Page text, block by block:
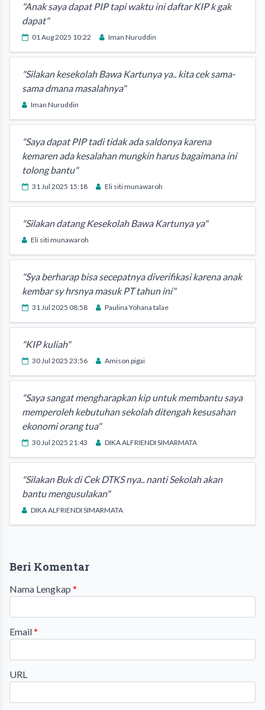
"Anak saya dapat PIP tapi waktu ini daftar KIP k gak
dapat"
01 Aug 2025 10:22 Iman Nuruddin
"Silakan kesekolah Bawa Kartunya ya.. kita cek sama-
sama dmana masalahnya"
Iman Nuruddin
"Saya dapat PIP tadi tidak ada saldonya karena
kemaren ada kesalahan mungkin harus bagaimana ini
tolong bantu"
31 Jul 2025 15:18 Eli siti munawaroh
"Silakan datang Kesekolah Bawa Kartunya ya"
Eli siti munawaroh
"Sya berharap bisa secepatnya diverifikasi karena anak
kembar sy hrsnya masuk PT tahun ini"
31 Jul 2025 08:58 Paulina Yohana talae
"KIP kuliah"
30 Jul 2025 23:56 Amison pigai
"Saya sangat mengharapkan kip untuk membantu saya
memperoleh kebutuhan sekolah ditengah kesusahan
ekonomi orang tua"
30 Jul 2025 21:43 DIKA ALFRIENDI SIMARMATA
"Silakan Buk di Cek DTKS nya.. nanti Sekolah akan
bantu mengusulakan"
DIKA ALFRIENDI SIMARMATA
Beri Komentar
Nama Lengkap *
Email*
URL